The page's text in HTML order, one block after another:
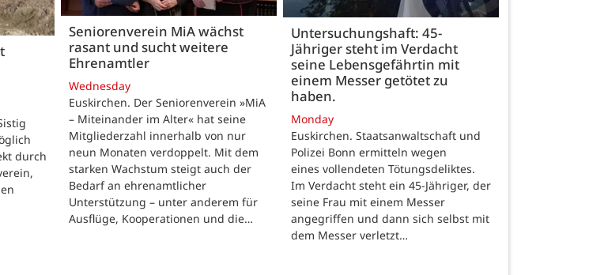
durch
Seniorenverein MiA wächst
rasant und sucht weitere
Ehrenamtler
Wednesday
Euskirchen. Der Seniorenverein »MiA
– Miteinander im Alter« hat seine
Mitgliederzahl innerhalb von nur
neun Monaten verdoppelt. Mit dem
starken Wachstum steigt auch der
Bedarf an ehrenamtlicher
Unterstützung – unter anderem für
Ausflüge, Kooperationen und die…
Untersuchungshaft: 45-
Jähriger steht im Verdacht
seine Lebensgefährtin mit
einem Messer getötet zu
haben.
Monday
Euskirchen. Staatsanwaltschaft und
Polizei Bonn ermitteln wegen
eines vollendeten Tötungsdeliktes.
Im Verdacht steht ein 45-Jähriger, der
seine Frau mit einem Messer
angegriffen und dann sich selbst mit
dem Messer verletzt…